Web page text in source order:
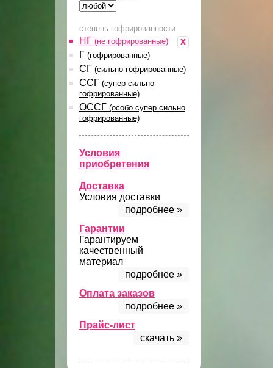
степень гофрированности
x
НГ (не гофрированные)
Г (гофрированные)
СГ (сильно гофрированные)
ССГ (супер сильно
гофрированные)
ОССГ (особо супер сильно
гофрированные)
Условия
приобретения
Доставка
Условия доставки
подробнее »
Гарантии
Гарантируем
качественный
материал
подробнее »
Оплата заказов
подробнее »
Прайс-лист
скачать »